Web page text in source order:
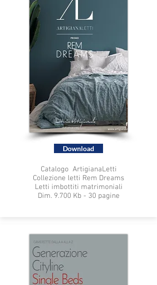
Download
Catalogo ArtigianaLetti
Collezione letti Rem Dreams
Letti imbottiti matrimoniali
Dim. 9.700 Kb - 30 pagine